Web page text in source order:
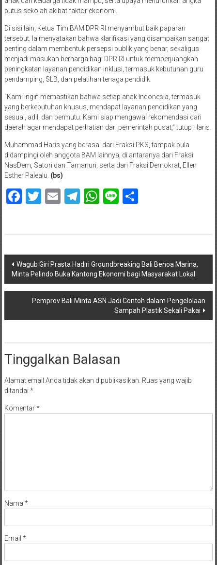
putus sekolah akibat faktor ekonomi.
Di sisi lain, Ketua Tim BAM DPR RI menyambut baik paparan
tersebut. Ia menyatakan bahwa klarifikasi yang disampaikan sangat
penting dalam membentuk persepsi publik yang benar, sekaligus
menjadi masukan berharga bagi DPR RI untuk memperjuangkan
peningkatan layanan pendidikan inklusi, termasuk kebutuhan guru
pendamping, SLB, dan pelatihan tenaga pendidik.
“Kami ingin memastikan bahwa setiap anak Indonesia, termasuk
yang berkebutuhan khusus, mendapat layanan pendidikan yang
sesuai, adil, dan bermutu. Kami siap mengawal rekomendasi dari
daerah agar mendapat perhatian dari pemerintah pusat,” tutup Haris.
Muhammad Haris yang berasal dari Fraksi PKS, tampak pula
didampingi oleh anggota BAM lainnya, di antaranya dari Fraksi
NasDem, Satori dan Tamanuri, serta dari Fraksi Demokrat, Ellen
Esther Palealu. (bs)
Facebook
Twitter
EmailTelegram
WhatsApp
LineShare
Navigasi
pos
Wagub Giri Prasta Hadiri Groundbreaking Bali Benoa Marina,
Minta Pelindo Buka Kantong Ekonomi bagi Masyarakat Lokal
Pemprov Bali Minta ASN Jadi Contoh dalam Pengelolaan
Sampah Plastik Sekali Pakai
Tinggalkan Balasan
Alamat email Anda tidak akan dipublikasikan. Ruas yang wajib
ditandai *
Komentar*
Nama *
Email *